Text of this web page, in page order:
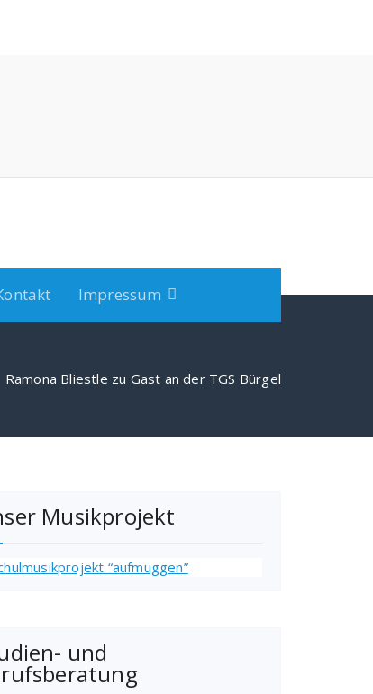
Impressum
Ramona Bliestle zu Gast an der TGS Bürgel
Musikprojekt
und